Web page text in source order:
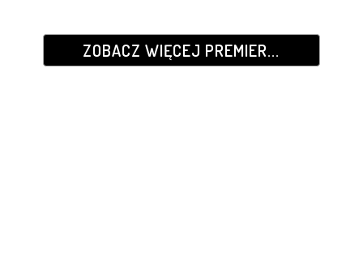
ZOBACZ WIĘCEJ PREMIER...